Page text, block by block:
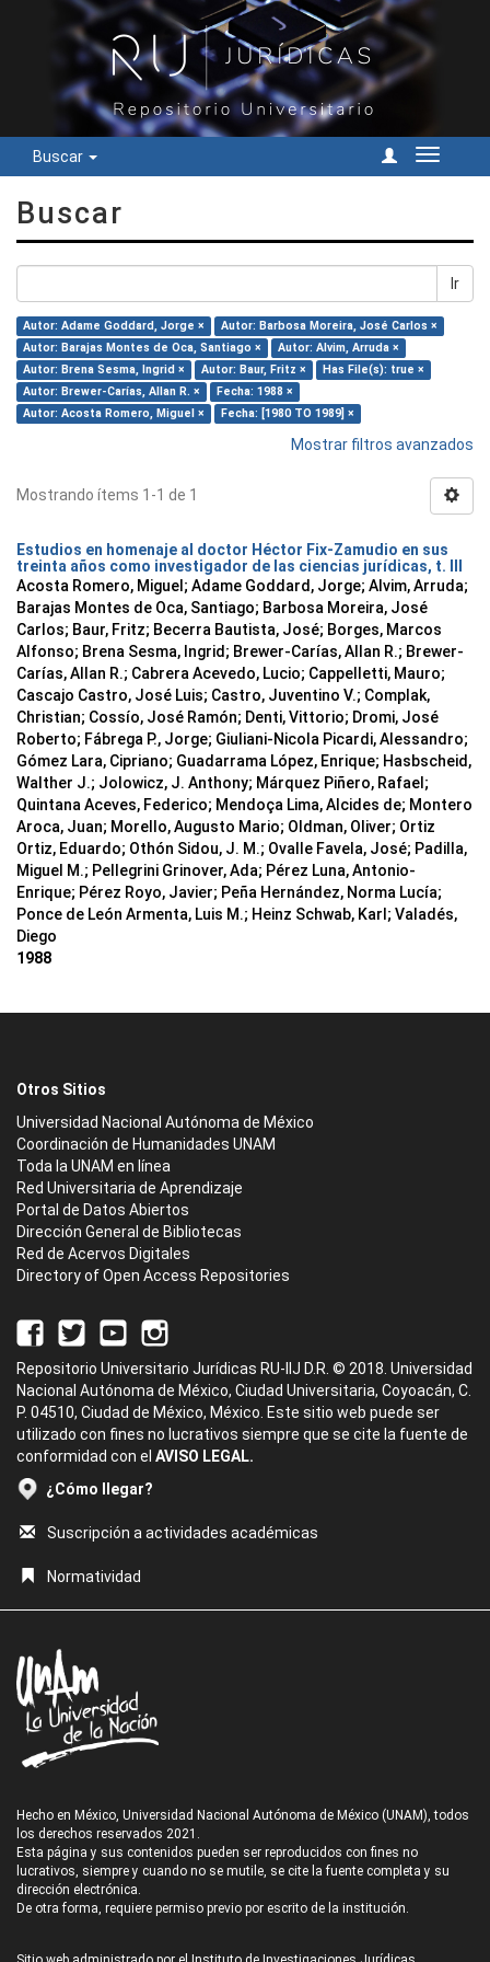
Buscar
Cambiar
Buscar
Ir
Autor: Adame Goddard, Jorge ×
Autor: Barbosa Moreira, José Carlos ×
Autor: Barajas Montes de Oca, Santiago ×
Autor: Alvim, Arruda ×
Autor: Brena Sesma, Ingrid ×
Autor: Baur, Fritz ×
Has File(s): true ×
Autor: Brewer-Carías, Allan R. ×
Fecha: 1988 ×
Autor: Acosta Romero, Miguel ×
Fecha: [1980 TO 1989] ×
Mostrar filtros avanzados
Mostrando ítems 1-1 de 1
Estudios en homenaje al doctor Héctor Fix-Zamudio en sus
treinta años como investigador de las ciencias jurídicas, t. III
Acosta Romero, Miguel; Adame Goddard, Jorge; Alvim, Arruda;
Barajas Montes de Oca, Santiago; Barbosa Moreira, José
Carlos; Baur, Fritz; Becerra Bautista, José; Borges, Marcos
Alfonso; Brena Sesma, Ingrid; Brewer-Carías, Allan R.; Brewer-
Carías, Allan R.; Cabrera Acevedo, Lucio; Cappelletti, Mauro;
Cascajo Castro, José Luis; Castro, Juventino V.; Complak,
Christian; Cossío, José Ramón; Denti, Vittorio; Dromi, José
Roberto; Fábrega P., Jorge; Giuliani-Nicola Picardi, Alessandro;
Gómez Lara, Cipriano; Guadarrama López, Enrique; Hasbscheid,
Walther J.; Jolowicz, J. Anthony; Márquez Piñero, Rafael;
Quintana Aceves, Federico; Mendoça Lima, Alcides de; Montero
Aroca, Juan; Morello, Augusto Mario; Oldman, Oliver; Ortiz
Ortiz, Eduardo; Othón Sidou, J. M.; Ovalle Favela, José; Padilla,
Miguel M.; Pellegrini Grinover, Ada; Pérez Luna, Antonio-
Enrique; Pérez Royo, Javier; Peña Hernández, Norma Lucía;
Ponce de León Armenta, Luis M.; Heinz Schwab, Karl; Valadés,
Diego
1988
Otros Sitios
Universidad Nacional Autónoma de México
Coordinación de Humanidades UNAM
Toda la UNAM en línea
Red Universitaria de Aprendizaje
Portal de Datos Abiertos
Dirección General de Bibliotecas
Red de Acervos Digitales
Directory of Open Access Repositories
Repositorio Universitario Jurídicas RU-IIJ D.R. © 2018. Universidad
Nacional Autónoma de México, Ciudad Universitaria, Coyoacán, C.
P. 04510, Ciudad de México, México. Este sitio web puede ser
utilizado con fines no lucrativos siempre que se cite la fuente de
conformidad con el AVISO LEGAL.
¿Cómo llegar?
Suscripción a actividades académicas
Normatividad
Hecho en México, Universidad Nacional Autónoma de México (UNAM), todos
los derechos reservados 2021.
Esta página y sus contenidos pueden ser reproducidos con fines no
lucrativos, siempre y cuando no se mutile, se cite la fuente completa y su
dirección electrónica.
De otra forma, requiere permiso previo por escrito de la institución.